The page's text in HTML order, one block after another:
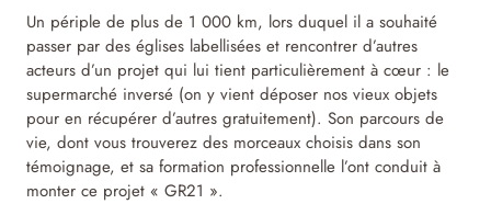
Un périple de plus de 1 000 km, lors duquel il a souhaité
passer par des églises labellisées et rencontrer d’autres
acteurs d’un projet qui lui tient particulièrement à cœur : le
supermarché inversé (on y vient déposer nos vieux objets
pour en récupérer d’autres gratuitement). Son parcours de
vie, dont vous trouverez des morceaux choisis dans son
témoignage, et sa formation professionnelle l’ont conduit à
monter ce projet « GR21 ».